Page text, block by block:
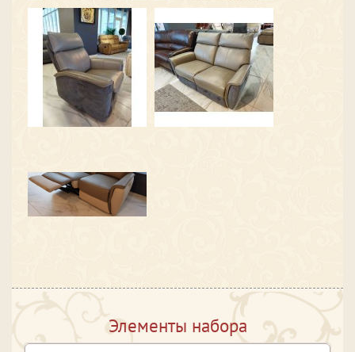
Элементы набора